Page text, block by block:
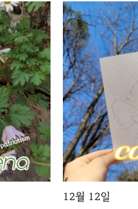
12월 12일